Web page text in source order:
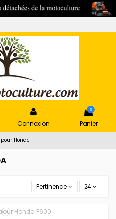
Connexion
0
Panier
Honda
Pertinence 24